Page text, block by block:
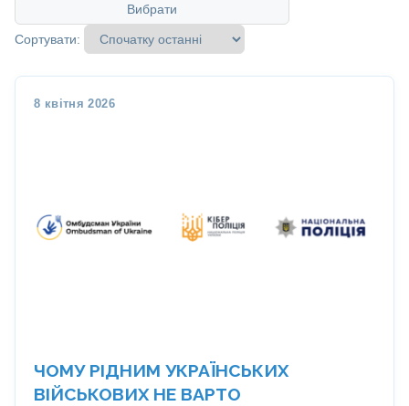
Вибрати
Сортувати:
8 квітня 2026
ЧОМУ РІДНИМ УКРАЇНСЬКИХ
ВІЙСЬКОВИХ НЕ ВАРТО